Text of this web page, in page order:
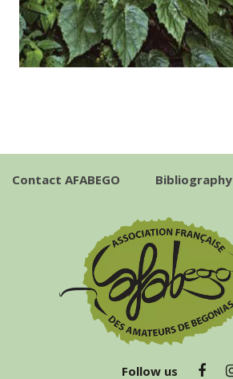
Contact AFABEGO Bibliography
Follow us